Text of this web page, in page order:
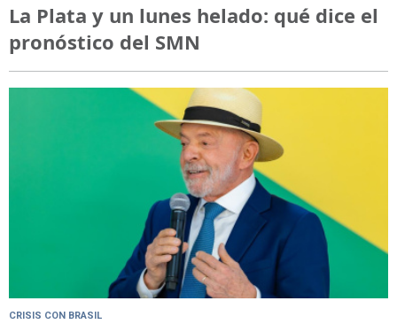
La Plata y un lunes helado: qué dice el
pronóstico del SMN
CRISIS CON BRASIL